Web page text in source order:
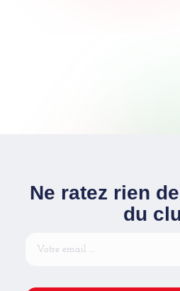
Ne ratez rien
du